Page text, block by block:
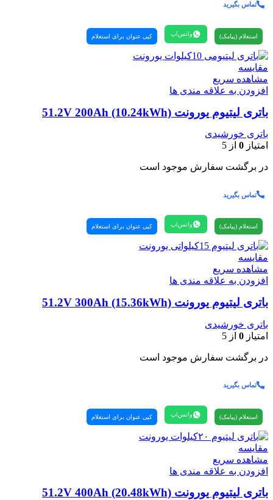
تماس بگیرید
استعلام (پیامک) واتس‌اپ کپی عنوان برای استعلام
مقایسه
مشاهده سریع
افزودن به علاقه مندی ها
باتری لیتیوم یورونت 51.2V 200Ah (10.24kWh)
باتری خورشیدی
امتیاز 0 از 5
در برگشت سفارش موجود است
تماس بگیرید
استعلام (پیامک) واتس‌اپ کپی عنوان برای استعلام
مقایسه
مشاهده سریع
افزودن به علاقه مندی ها
باتری لیتیوم یورونت 51.2V 300Ah (15.36kWh)
باتری خورشیدی
امتیاز 0 از 5
در برگشت سفارش موجود است
تماس بگیرید
استعلام (پیامک) واتس‌اپ کپی عنوان برای استعلام
مقایسه
مشاهده سریع
افزودن به علاقه مندی ها
باتری لیتیوم یورونت 51.2V 400Ah (20.48kWh)